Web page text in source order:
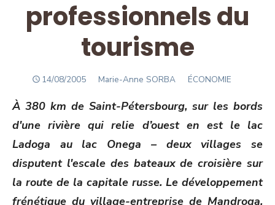
professionnels du
tourisme
POSTED
14/08/2005 Author
Marie-Anne SORBA ÉCONOMIE
À 380 km de Saint-Pétersbourg, sur les bords
d'une rivière qui relie d’ouest en est le lac
Ladoga au lac Onega – deux villages se
disputent l'escale des bateaux de croisière sur
la route de la capitale russe. Le développement
frénétique du village-entreprise de Mandroga,